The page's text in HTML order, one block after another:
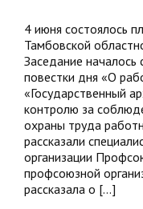
4 июня состоялось
Тамбовской
Заседание началось
повестки дня «О
«Государственный
контролю за
охраны труда
рассказали
организации
профсоюзной
рассказала о [...]